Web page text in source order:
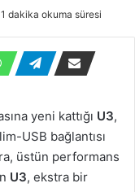
dakika okuma süresi
yeni kattığı U3,
USB bağlantısı
üstün performans
U3, ekstra bir